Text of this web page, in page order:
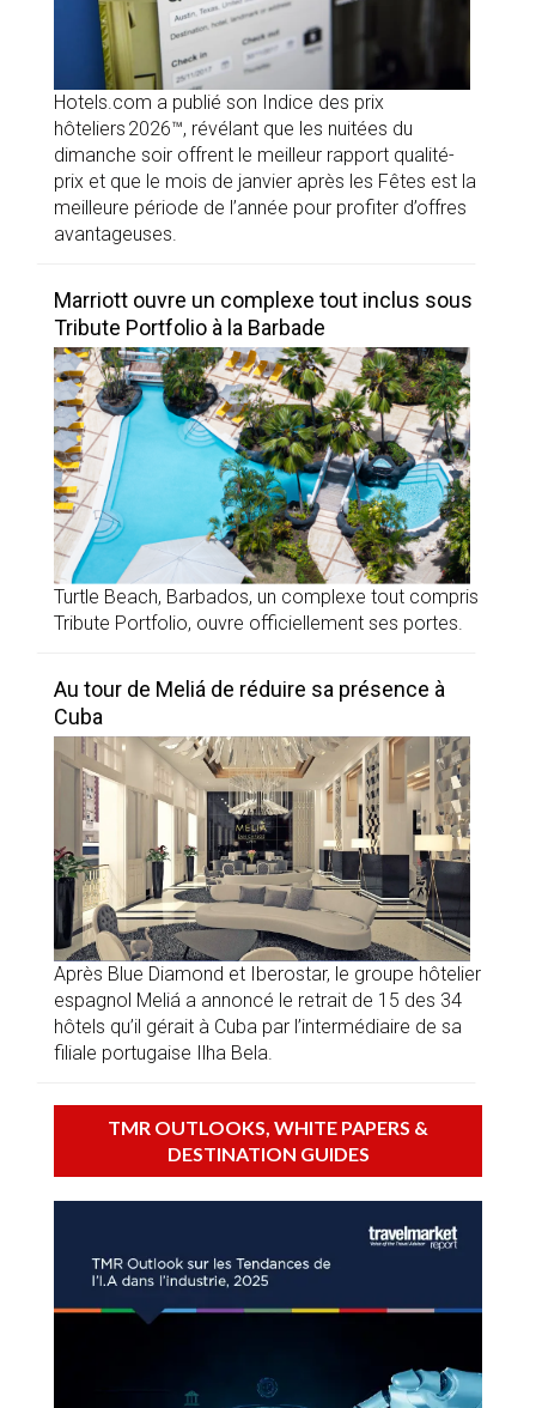
Hotels.com a publié son Indice des prix
hôteliers 2026™, révélant que les nuitées du
dimanche soir offrent le meilleur rapport qualité-
prix et que le mois de janvier après les Fêtes est la
meilleure période de l’année pour profiter d’offres
avantageuses.
Marriott ouvre un complexe tout inclus sous
Tribute Portfolio à la Barbade
Turtle Beach, Barbados, un complexe tout compris
Tribute Portfolio, ouvre officiellement ses portes.
Au tour de Meliá de réduire sa présence à
Cuba
Après Blue Diamond et Iberostar, le groupe hôtelier
espagnol Meliá a annoncé le retrait de 15 des 34
hôtels qu’il gérait à Cuba par l’intermédiaire de sa
filiale portugaise Ilha Bela.
TMR OUTLOOKS, WHITE PAPERS &
DESTINATION GUIDES